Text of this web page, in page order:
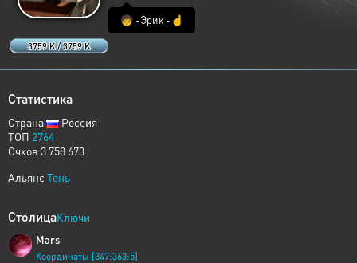
3759 K / 3759 K
🧒 -Эрик -☝️
Статистика
Страна
Россия
ТОП 2764
Очков 3 758 673
Альянс Тень
СтолицаКлючи
Mars
Координаты [347:363:5]